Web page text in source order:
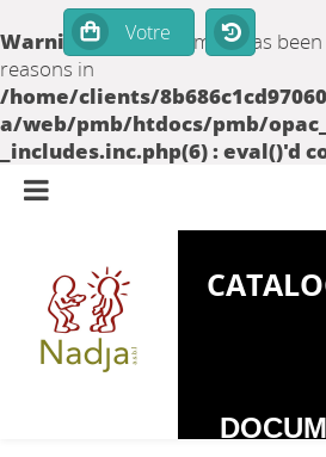
Warning: set_time_limit() has
reasons in
/home/clients/
a/web/pmb/htdocs/pmb/
_includes.inc.php(6) : eval()'d